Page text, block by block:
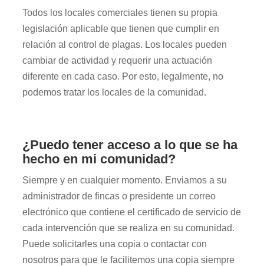
Todos los locales comerciales tienen su propia
legislación aplicable que tienen que cumplir en
relación al control de plagas. Los locales pueden
cambiar de actividad y requerir una actuación
diferente en cada caso. Por esto, legalmente, no
podemos tratar los locales de la comunidad.
¿Puedo tener acceso a lo que se ha
hecho en mi comunidad?
Siempre y en cualquier momento. Enviamos a su
administrador de fincas o presidente un correo
electrónico que contiene el certificado de servicio de
cada intervención que se realiza en su comunidad.
Puede solicitarles una copia o contactar con
nosotros para que le facilitemos una copia siempre